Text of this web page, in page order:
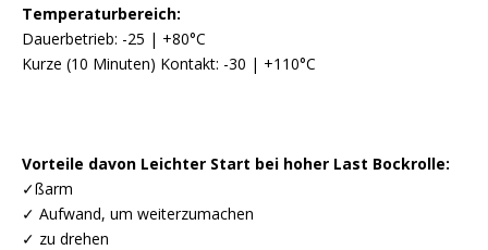
Temperaturbereich:
Dauerbetrieb: -25 | +80°C
Kurze (10 Minuten) Kontakt: -30 | +110°C
Vorteile davon Leichter Start bei hoher Last Bockrolle:
✓ßarm
✓ Aufwand, um weiterzumachen
✓ zu drehen